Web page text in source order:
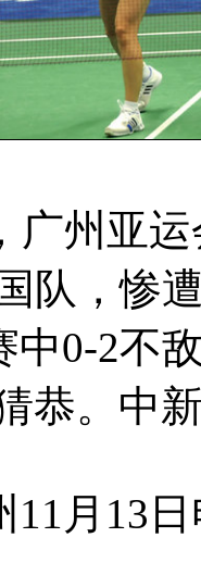
州亚运
队，惨
中0-2不
恭。中
月13日